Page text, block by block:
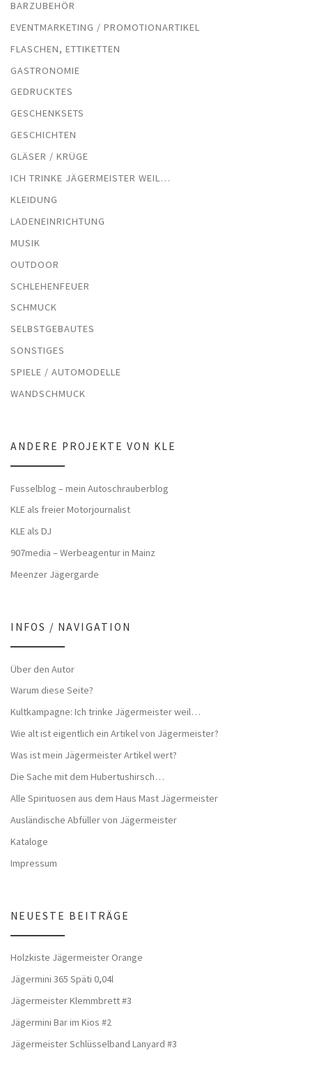
BARZUBEHÖR
EVENTMARKETING / PROMOTIONARTIKEL
FLASCHEN, ETTIKETTEN
GASTRONOMIE
GEDRUCKTES
GESCHENKSETS
GESCHICHTEN
GLÄSER / KRÜGE
ICH TRINKE JÄGERMEISTER WEIL…
KLEIDUNG
LADENEINRICHTUNG
MUSIK
OUTDOOR
SCHLEHENFEUER
SCHMUCK
SELBSTGEBAUTES
SONSTIGES
SPIELE / AUTOMODELLE
WANDSCHMUCK
ANDERE PROJEKTE VON KLE
Fusselblog – mein Autoschrauberblog
KLE als freier Motorjournalist
KLE als DJ
907media – Werbeagentur in Mainz
Meenzer Jägergarde
INFOS / NAVIGATION
Über den Autor
Warum diese Seite?
Kultkampagne: Ich trinke Jägermeister weil…
Wie alt ist eigentlich ein Artikel von Jägermeister?
Was ist mein Jägermeister Artikel wert?
Die Sache mit dem Hubertushirsch…
Alle Spirituosen aus dem Haus Mast Jägermeister
Ausländische Abfüller von Jägermeister
Kataloge
Impressum
NEUESTE BEITRÄGE
Holzkiste Jägermeister Orange
Jägermini 365 Späti 0,04l
Jägermeister Klemmbrett #3
Jägermini Bar im Kios #2
Jägermeister Schlüsselband Lanyard #3